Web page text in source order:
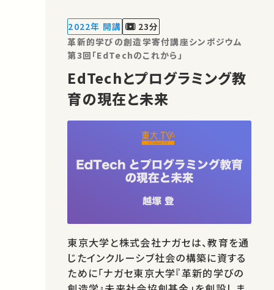
るかもしれません。 お気に入りの講義・
講演があればSNSなどでシェアを…
2022年 開講
23分
革新的学びの創造学寄付講座シンポジウム
第3回「EdTechのこれから」
EdTechとプログラミング教
育の現在と未来
東京大学と株式会社ナガセは、教育を通
じたインクルーシブ社会の構築に資する
ために「ナガセ東京大学『革新的学びの